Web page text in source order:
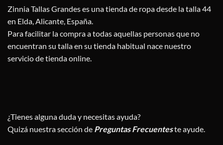
Zinnia Tallas Grandes es una tienda de ropa desde la talla 44
en Elda, Alicante, España.
Para facilitar la compra a todas aquellas personas que no
encuentran su talla en su tienda habitual nace nuestro
servicio de tienda online.
¿Tienes alguna duda y necesitas ayuda?
Quizá nuestra sección de Preguntas Frecuenteste ayude.